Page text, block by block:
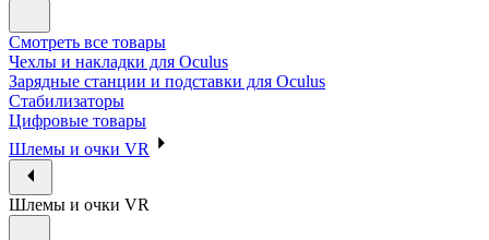
Смотреть все товары
Чехлы и накладки для Oculus
Зарядные станции и подставки для Oculus
Стабилизаторы
Цифровые товары
Шлемы и очки VR
Шлемы и очки VR